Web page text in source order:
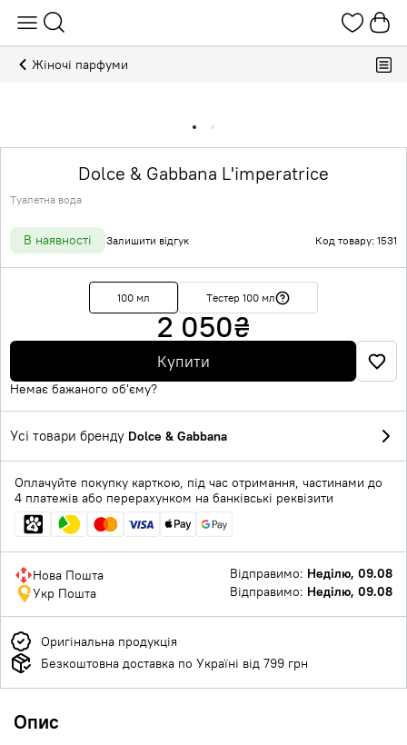
Жіночі парфуми
Dolce & Gabbana L'imperatrice
Туалетна вода
В наявності Залишити відгук Код товару: 1531
100 мл Тестер 100 мл
2 050₴
Купити
Немає бажаного об'єму?
Усі товари бренду Dolce & Gabbana
Оплачуйте покупку карткою, під час отримання, частинами до
4 платежів або перерахунком на банківські реквізити
Нова Пошта Відправимо: Неділю, 09.08
Укр Пошта
Відправимо: Неділю, 09.08
Оригінальна продукція
Безкоштовна доставка по Україні від 799 грн
Опис